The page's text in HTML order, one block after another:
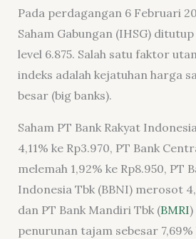
Pada perdagangan 6 Februari
Saham Gabungan (IHSG)
level 6.875. Salah satu faktor
indeks adalah kejatuhan harga
besar (big banks).
Saham PT Bank Rakyat
4,11% ke Rp3.970, PT Bank
melemah 1,92% ke Rp8.950, PT
Indonesia Tbk (BBNI) merosot
dan PT Bank Mandiri Tbk (BMRI)
penurunan tajam sebesar 7,69%